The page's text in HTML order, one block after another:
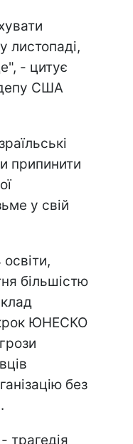
- цитує
США
припинити
у свій
більшістю
ЮНЕСКО
без
трагедія